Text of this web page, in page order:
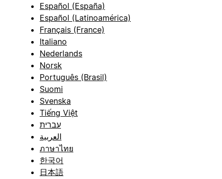
Español (España)
Español (Latinoamérica)
Français (France)
Italiano
Nederlands
Norsk
Português (Brasil)
Suomi
Svenska
Tiếng Việt
עברית
العربية
ภาษาไทย
한국어
日本語